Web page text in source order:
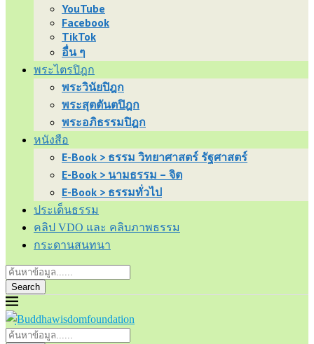
YouTube
Facebook
TikTok
อื่น ๆ
พระไตรปิฎก
พระวินัยปิฎก
พระสุตตันตปิฎก
พระอภิธรรมปิฎก
หนังสือ
E-Book > ธรรม วิทยาศาสตร์ รัฐศาสตร์
E-Book > นามธรรม – จิต
E-Book > ธรรมทั่วไป
ประเด็นธรรม
คลิป VDO และ คลิบภาพธรรม
กระดานสนทนา
Search